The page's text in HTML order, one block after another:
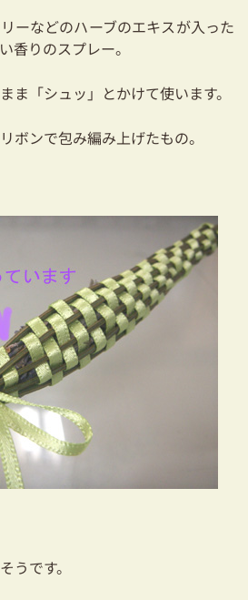
ーなどのハーブのエキスが入った
香りのスプレー。
ま「シュッ」とかけて使います。
ボンで包み編み上げたもの。
うです。